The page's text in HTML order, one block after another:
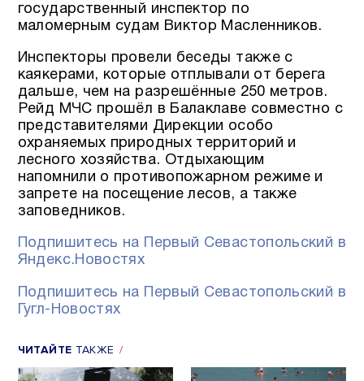
государственный инспектор по
маломерным судам Виктор Масленников.
Инспекторы провели беседы также с
каякерами, которые отплывали от берега
дальше, чем на разрешённые 250 метров.
Рейд МЧС прошёл в Балаклаве совместно с
представителями Дирекции особо
охраняемых природных территорий и
лесного хозяйства. Отдыхающим
напомнили о противопожарном режиме и
запрете на посещение лесов, а также
заповедников.
Подпишитесь на Первый Севастопольский в
Яндекс.Новостях
Подпишитесь на Первый Севастопольский в
Гугл-Новостях
ЧИТАЙТЕ ТАКЖЕ